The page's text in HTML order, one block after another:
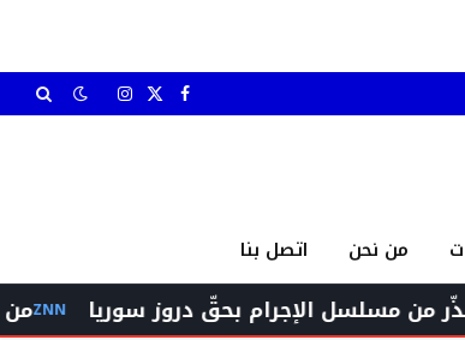
فيسبوك
X الانستغرام
من نحن اتصل بنا
الإجرام بحقّ دروز سوريا من الإجابة